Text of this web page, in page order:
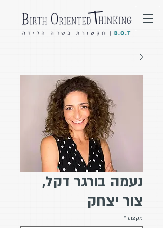
נעמה בורגר דקל,
צור יצחק
מקצוע *